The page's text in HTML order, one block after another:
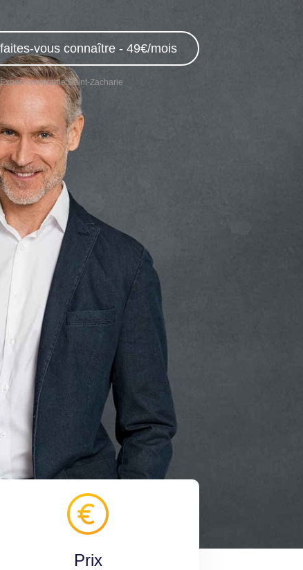
vous connaître - 49€/mois
Expert comptable Saint-Zacharie
Prix